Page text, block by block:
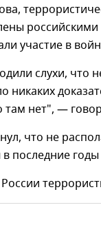
участие в
слухи, что
никаких
там нет", —
что не
последние